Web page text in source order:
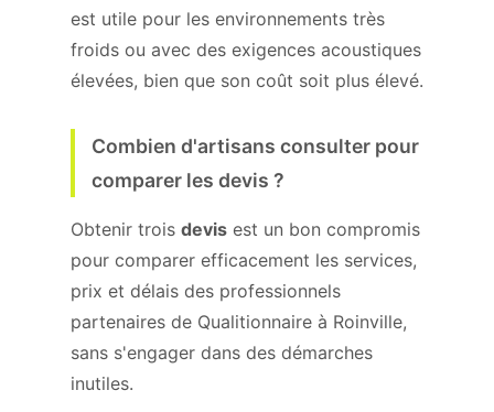
est utile pour les environnements très
froids ou avec des exigences acoustiques
élevées, bien que son coût soit plus élevé.
Combien d'artisans consulter pour
comparer les devis ?
Obtenir trois devis est un bon compromis
pour comparer efficacement les services,
prix et délais des professionnels
partenaires de Qualitionnaire à Roinville,
sans s'engager dans des démarches
inutiles.